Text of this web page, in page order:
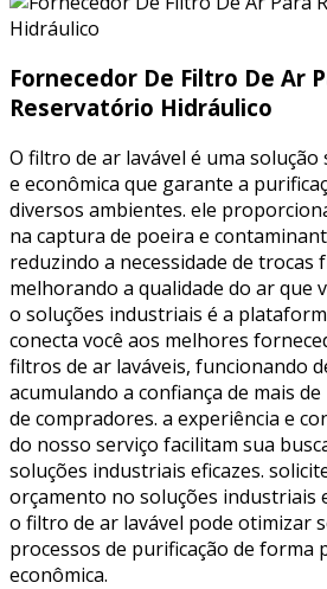
Fornecedor De Filtro De Ar
Reservatório Hidráulico
O filtro de ar lavável é uma solução
e econômica que garante a
diversos ambientes. ele
na captura de poeira e
reduzindo a necessidade de trocas
melhorando a qualidade do ar que
o soluções industriais é a
conecta você aos melhores
filtros de ar laváveis, funcionando
acumulando a confiança de mais
de compradores. a experiência e
do nosso serviço facilitam sua
soluções industriais eficazes.
orçamento no soluções industriais
o filtro de ar lavável pode otimizar
processos de purificação de forma
econômica.